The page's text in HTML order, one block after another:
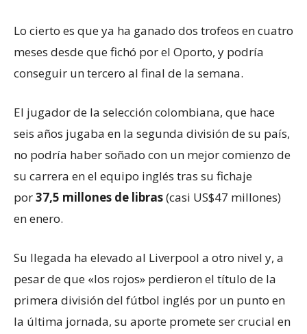
Lo cierto es que ya ha ganado dos trofeos en cuatro
meses desde que fichó por el Oporto, y podría
conseguir un tercero al final de la semana.
El jugador de la selección colombiana, que hace
seis años jugaba en la segunda división de su país,
no podría haber soñado con un mejor comienzo de
su carrera en el equipo inglés tras su fichaje
por37,5 millones de libras(casi US$47 millones)
en enero.
Su llegada ha elevado al Liverpool a otro nivel y, a
pesar de que «los rojos» perdieron el título de la
primera división del fútbol inglés por un punto en
la última jornada, su aporte promete ser crucial en